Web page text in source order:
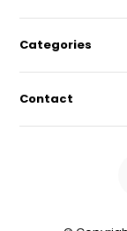
Categories
Contact